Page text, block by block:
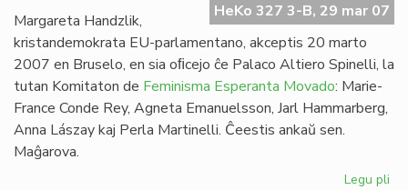
HeKo 327 3-B, 29 mar 07
Margareta Handzlik,
kristandemokrata EU-parlamentano, akceptis 20 marto
2007 en Bruselo, en sia oﬁcejo ĉe Palaco Altiero Spinelli, la
tutan Komitaton de Feminisma Esperanta Movado: Marie-
France Conde Rey, Agneta Emanuelsson, Jarl Hammarberg,
Anna Lászay kaj Perla Martinelli. Ĉeestis ankaŭ sen.
Maĝarova.
Legu pli